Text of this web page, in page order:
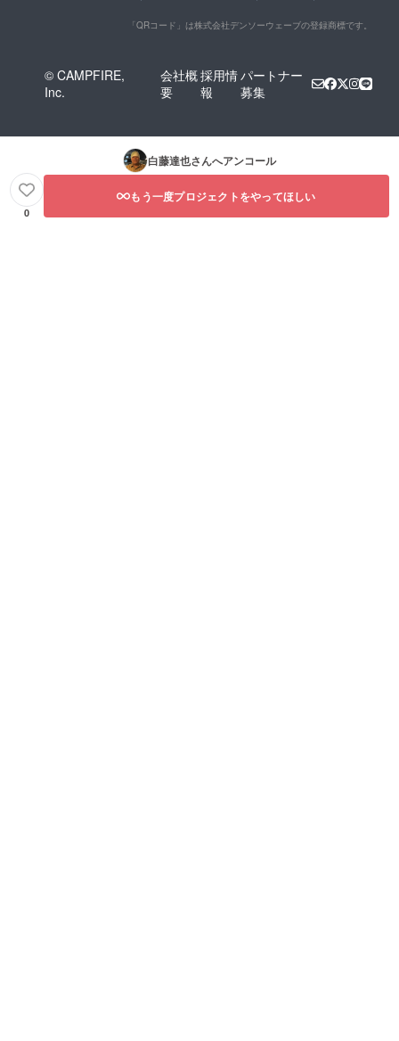
「QRコード」は株式会社デンソーウェーブの登録商標です。
© CAMPFIRE,
Inc.
会社概
要
採用情
報
パートナー
募集
白藤達也さんへアンコール
0
もう一度プロジェクトをやってほしい